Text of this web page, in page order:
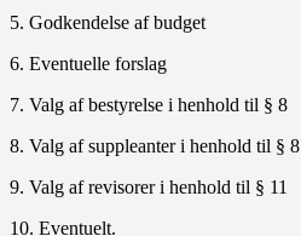
5. Godkendelse af budget
6. Eventuelle forslag
7. Valg af bestyrelse i henhold til § 8
8. Valg af suppleanter i henhold til § 8
9. Valg af revisorer i henhold til § 11
10. Eventuelt.